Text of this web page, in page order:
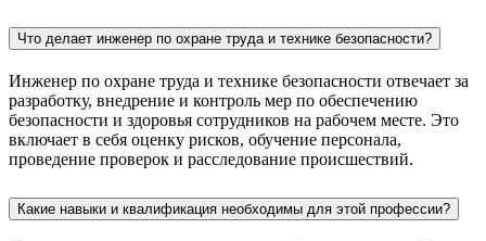
Что делает инженер по охране труда и технике безопасности?
Инженер по охране труда и технике безопасности отвечает за
разработку, внедрение и контроль мер по обеспечению
безопасности и здоровья сотрудников на рабочем месте. Это
включает в себя оценку рисков, обучение персонала,
проведение проверок и расследование происшествий.
Какие навыки и квалификация необходимы для этой профессии?